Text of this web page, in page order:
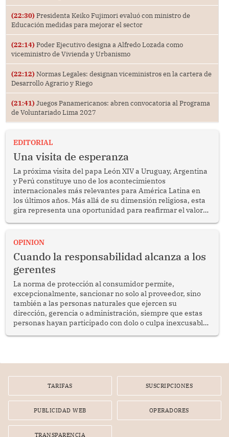
(22:30) Presidenta Keiko Fujimori evaluó con ministro de
Educación medidas para mejorar el sector
(22:14) Poder Ejecutivo designa a Alfredo Lozada como
viceministro de Vivienda y Urbanismo
(22:12) Normas Legales: designan viceministros en la cartera de
Desarrollo Agrario y Riego
(21:41) Juegos Panamericanos: abren convocatoria al Programa
de Voluntariado Lima 2027
EDITORIAL
Una visita de esperanza
La próxima visita del papa León XIV a Uruguay, Argentina
y Perú constituye uno de los acontecimientos
internacionales más relevantes para América Latina en
los últimos años. Más allá de su dimensión religiosa, esta
gira representa una oportunidad para reafirmar el valor
enfrenta desafíos en materia de desarrollo, cohesión
OPINION
Cuando la responsabilidad alcanza a los
gerentes
La norma de protección al consumidor permite,
excepcionalmente, sancionar no solo al proveedor, sino
también a las personas naturales que ejercen su
dirección, gerencia o administración, siempre que estas
personas hayan participado con dolo o culpa inexcusable
por la frustrada realización de un meet and greet con
TARIFAS SUSCRIPCIONES
PUBLICIDAD WEB OPERADORES
TRANSPARENCIA